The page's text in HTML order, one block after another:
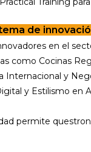
de
en el
como Cocinas
Internacional y
y Estilismo en
permite